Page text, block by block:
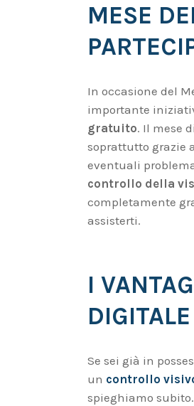
MESE
In occasione del
importante
gratuito. Il mese
soprattutto grazie
eventuali
controllo della
completamente
assisterti.
I
Se sei già in
un controllo
spieghiamo